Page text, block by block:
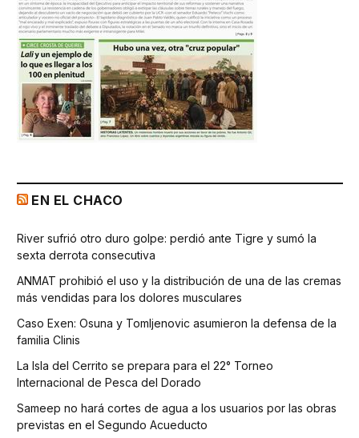
EN EL CHACO
River sufrió otro duro golpe: perdió ante Tigre y sumó la
sexta derrota consecutiva
ANMAT prohibió el uso y la distribución de una de las cremas
más vendidas para los dolores musculares
Caso Exen: Osuna y Tomljenovic asumieron la defensa de la
familia Clinis
La Isla del Cerrito se prepara para el 22° Torneo
Internacional de Pesca del Dorado
Sameep no hará cortes de agua a los usuarios por las obras
previstas en el Segundo Acueducto